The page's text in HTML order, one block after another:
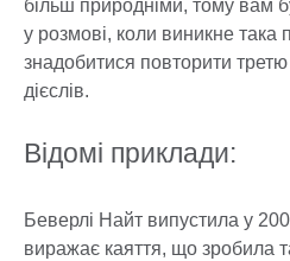
більш природніми, тому вам
у розмові, коли виникне
знадобитися повторити
дієслів.
Відомі приклади:
Беверлі Найт випустила у
виражає каяття, що зробила